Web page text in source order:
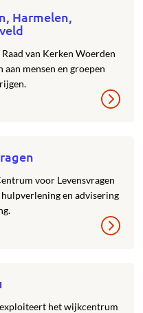
Harmelen,
van Kerken Woerden
mensen en groepen
voor Levensvragen
en advisering
het wijkcentrum